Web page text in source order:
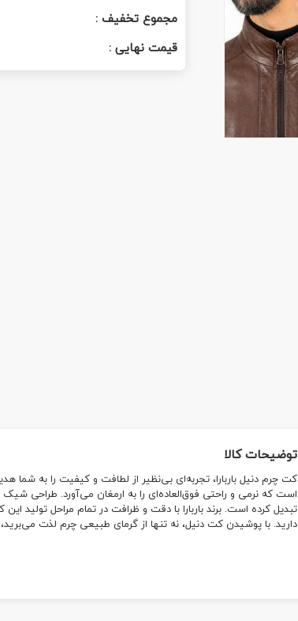
مجموع تخفیف :
قیمت نهایی :
توضیحات کالا
کت چرم دنیل باربارا، تجربه‌ای بی‌نظیر از لطافت و کیفیت را به
است که نرمی و راحتی فوق‌العاده‌ای را به ارمغان می‌آورد. طراحی
تبدیل کرده است. برند باربارا با دقت و ظرافت در تمام مراحل تولید
دارید. با پوشیدن کت دنیل، نه تنها از گرمای طبیعی چرم لذت می‌برید،